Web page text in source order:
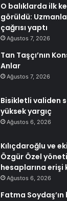
O balıklarda ilk
görüldü:
çağrısı yaptı
Ağustos 7, 2026
Tan Taşçı’nın
Anlar
Ağustos 7, 2026
Bisikletli validen
yüksek yargıç
Ağustos 6, 2026
Kılıçdaroğlu ve
Özgür Özel
hesaplarına erişi
Ağustos 6, 2026
Fatma